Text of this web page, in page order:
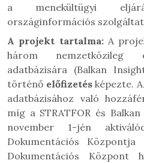
a menekültügyi
országinformációs
A projekt tartalma: A
három nemzetközileg
adatbázisára (Balkan
történő előfizetés képezte.
adatbázisához való
míg a STRATFOR és
november 1-jén
Dokumentációs Központja
Dokumentációs Központ